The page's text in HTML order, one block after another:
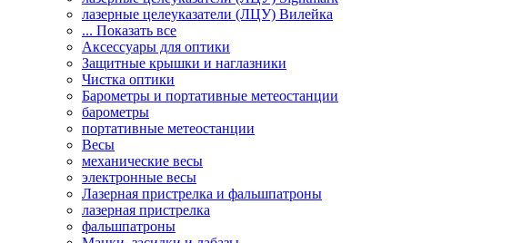
лазерные целеуказатели (ЛЦУ) Вилейка
... Показать все
Аксессуары для оптики
Защитные крышки и наглазники
Чистка оптики
Барометры и портативные метеостанции
барометры
портативные метеостанции
Весы
механические весы
электронные весы
Лазерная пристрелка и фальшпатроны
лазерная пристрелка
фальшпатроны